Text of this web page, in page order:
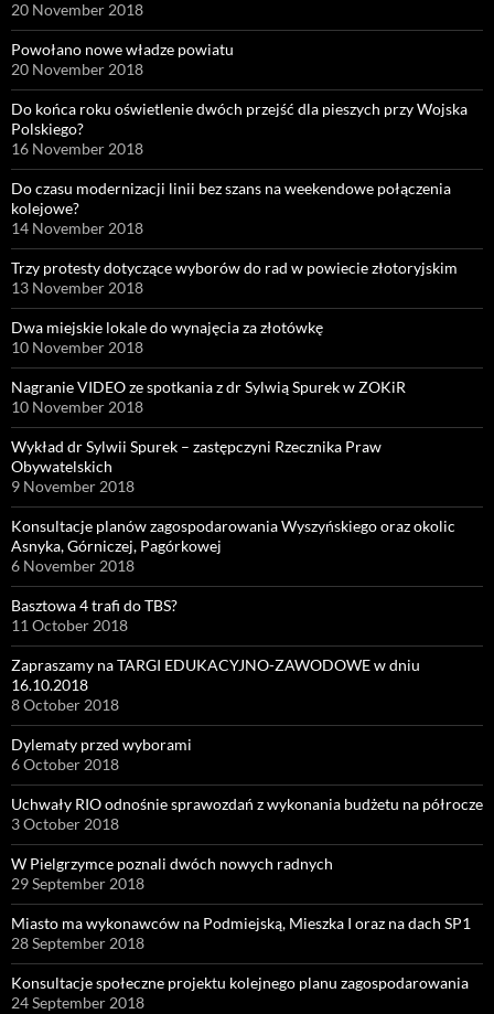
20 November 2018
Powołano nowe władze powiatu
20 November 2018
Do końca roku oświetlenie dwóch przejść dla pieszych przy Wojska
Polskiego?
16 November 2018
Do czasu modernizacji linii bez szans na weekendowe połączenia
kolejowe?
14 November 2018
Trzy protesty dotyczące wyborów do rad w powiecie złotoryjskim
13 November 2018
Dwa miejskie lokale do wynajęcia za złotówkę
10 November 2018
Nagranie VIDEO ze spotkania z dr Sylwią Spurek w ZOKiR
10 November 2018
Wykład dr Sylwii Spurek – zastępczyni Rzecznika Praw
Obywatelskich
9 November 2018
Konsultacje planów zagospodarowania Wyszyńskiego oraz okolic
Asnyka, Górniczej, Pagórkowej
6 November 2018
Basztowa 4 trafi do TBS?
11 October 2018
Zapraszamy na TARGI EDUKACYJNO-ZAWODOWE w dniu
16.10.2018
8 October 2018
Dylematy przed wyborami
6 October 2018
Uchwały RIO odnośnie sprawozdań z wykonania budżetu na półrocze
3 October 2018
W Pielgrzymce poznali dwóch nowych radnych
29 September 2018
Miasto ma wykonawców na Podmiejską, Mieszka I oraz na dach SP1
28 September 2018
Konsultacje społeczne projektu kolejnego planu zagospodarowania
24 September 2018